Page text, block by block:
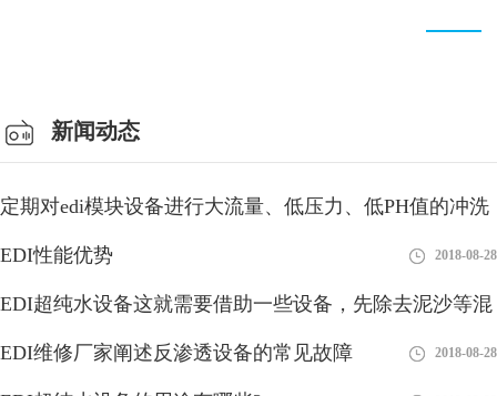
新闻动态
定期对edi模块设备进行大流量、低压力、低PH值的冲洗
有利 2018-08-28
EDI性能优势 2018-08-28
EDI超纯水设备这就需要借助一些设备，先除去泥沙等混
浊物 2018-08-28
EDI维修厂家阐述反渗透设备的常见故障 2018-08-28